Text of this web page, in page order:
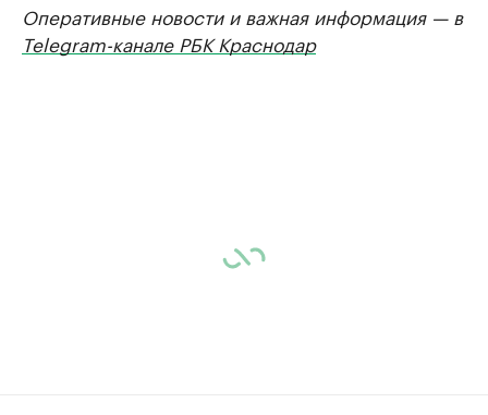
Оперативные новости и важная информация — в
Telegram-канале РБК Краснодар